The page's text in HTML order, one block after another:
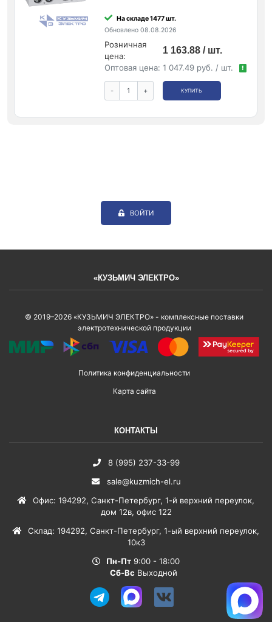
На складе 1477 шт.
Обновлено 08.08.2026
Розничная
цена:
1 163.88 / шт.
Оптовая цена: 1 047.49 руб. / шт. !
- + КУПИТЬ
ВОЙТИ
«КУЗЬМИЧ ЭЛЕКТРО»
© 2019–2026 «КУЗЬМИЧ ЭЛЕКТРО» - комплексные поставки
электротехнической продукции
Политика конфиденциальности
Карта сайта
КОНТАКТЫ
8 (995) 237-33-99
sale@kuzmich-el.ru
Офис: 194292, Санкт-Петербург, 1-й верхний переулок,
дом 12в, офис 122
Склад: 194292, Санкт-Петербург, 1-ый верхний переулок,
10к3
Пн-Пт 9:00 - 18:00
Сб-Вс Выходной